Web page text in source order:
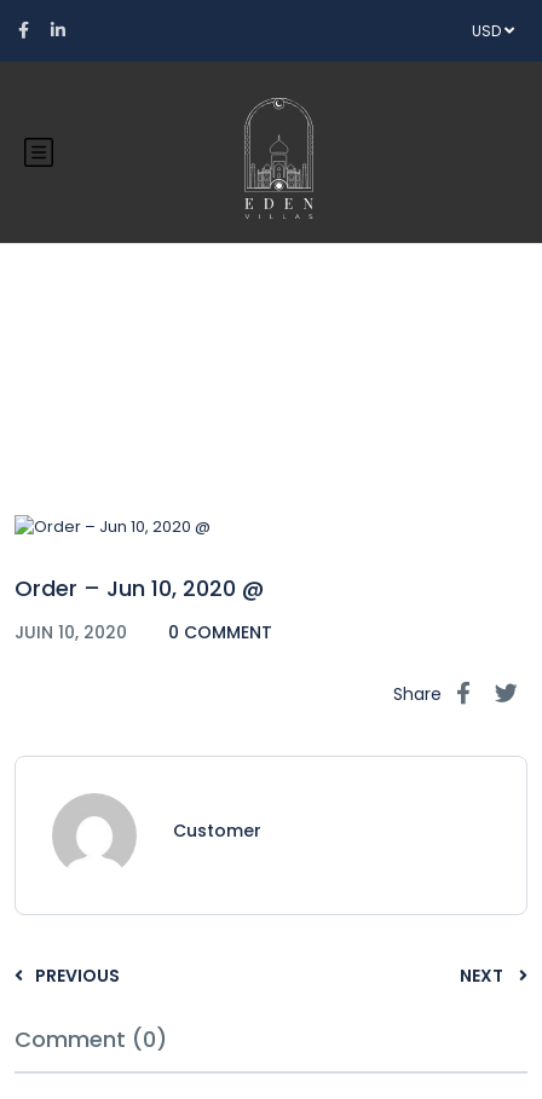
USD
Order – Jun 10, 2020 @
JUIN 10, 2020 0 COMMENT
Share
Customer
PREVIOUS NEXT
Comment (0)